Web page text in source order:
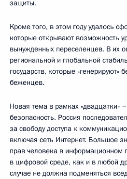
защиты.
Кроме того, в этом году удалось
которые открывают возможность
вынужденных переселенцев. В их
региональной и глобальной
государств, которые «генерируют»
беженцев.
Новая тема в рамках «двадцатки»
безопасность. Россия
за свободу доступа к
включая сеть Интернет. Большое
прав человека в информационном
в цифровой среде, как и в любой
случае не должна подменяться